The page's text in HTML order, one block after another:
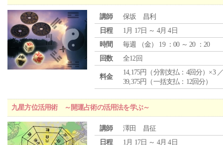
講師
保坂 昌利
日程
1月 17日 ～ 4月 4日
時間
毎週 （金） 19 ：00 ～ 20 ：20
回数
全12回
料金
14,175円（分割支払：4回分）×3
39,375円（一括支払：12回分）
九星方位活用術 ～開運占術の活用法を学ぶ～
講師
澤田 昌征
日程
1月 17日 ～ 4月 4日